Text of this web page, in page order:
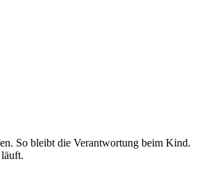
So bleibt die Verantwortung beim Kind.